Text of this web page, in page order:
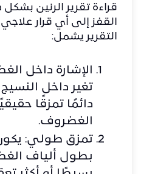
قراءة تقرير الرنين
القفز إلى أي قرار
التقرير يشمل:
الإشارة داخل
تغير داخل
دائمًا تمزقًا
الغضروف.
تمزق طولي:
بطول ألياف